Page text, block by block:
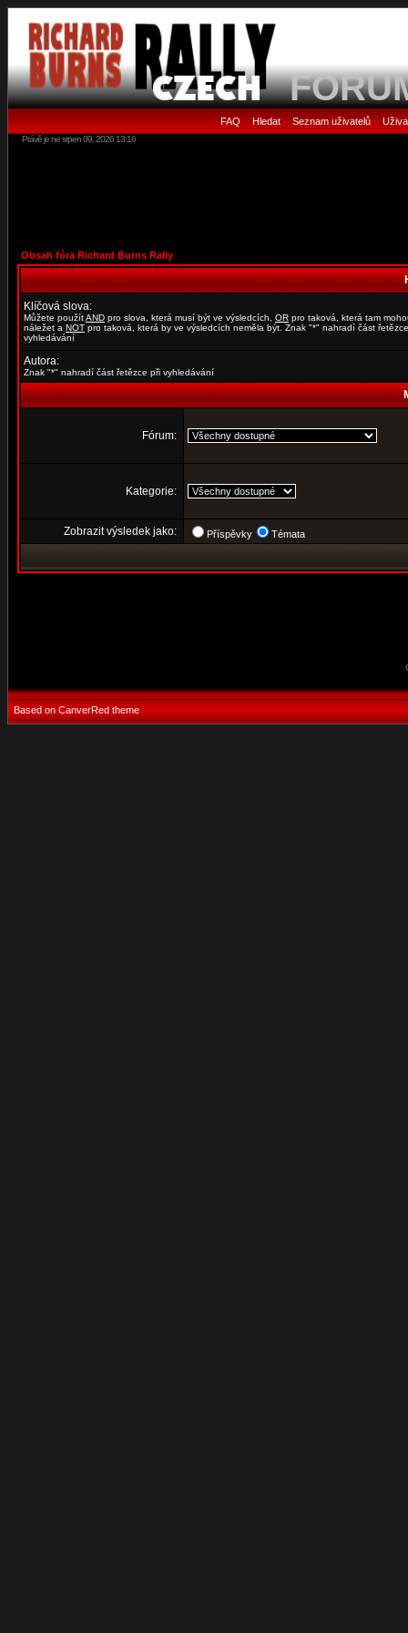
FAQ • Hledat• Seznam uživatelů•
Právě je ne srpen 09, 2026 13:16
Obsah fóra Richard Burns Rally
Klíčová slova:
Můžete použítAND pro slova, která musí být ve výsledcích, OR pro taková, která tam
náležet a NOT pro taková, která by ve výsledcích neměla být. Znak "*" nahradí část
vyhledávání
Autora:
Znak "*" nahradí část řetězce při vyhledávání
Fórum:
Kategorie:
Zobrazit výsledek jako: Příspěvky Témata
Based on CanverRed theme